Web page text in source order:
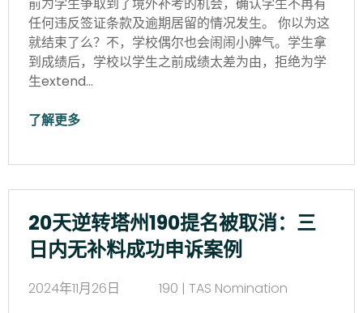
任何违反签证条款及逾期居留的情况发生。 你以为这
就结束了么？不，学校偶尔也会闹闹小脾气。学生拿
到成绩后，学校以学生之前成绩太差为由，拒绝为学
生extend…
了解更多
20天逆转塔州190提名被取消：三
日内无补料成功申诉案例
2024年11月26日
190 | TAS Nomination